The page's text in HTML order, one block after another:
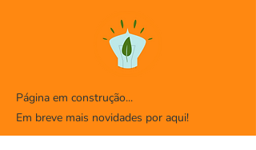
Página em construção...
Em breve mais novidades por aqui!